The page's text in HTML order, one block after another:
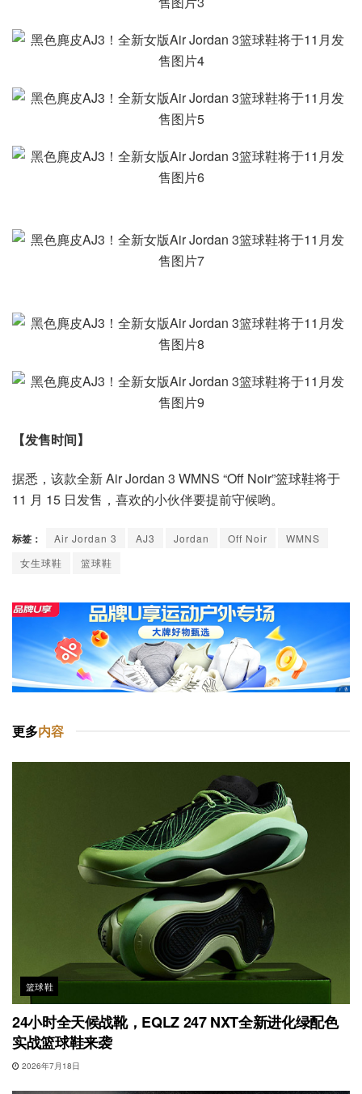
【发售时间】
据悉，该款全新 Air Jordan 3 WMNS “Off Noir”篮球鞋将于
11 月 15 日发售，喜欢的小伙伴要提前守候哟。
标签： Air Jordan 3 AJ3 Jordan Off Noir
WMNS
女生球鞋
篮球鞋
更多内容
篮球鞋
24小时全天候战靴，EQLZ 247 NXT全新进化绿配色
实战篮球鞋来袭
2026年7月18日